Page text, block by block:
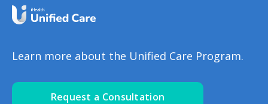
Learn more about the Unified Care Program.
Request a Consultation